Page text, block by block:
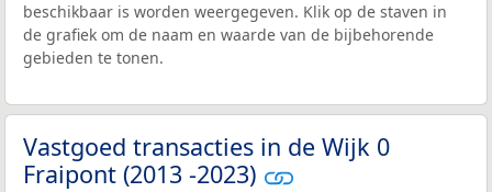
beschikbaar is worden weergegeven. Klik op de staven in
de grafiek om de naam en waarde van de bijbehorende
gebieden te tonen.
Vastgoed transacties in de Wijk 0
Fraipont (2013 -2023)